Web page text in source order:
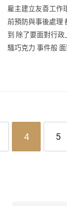
雇主建立友善工作
前預防與事後處理
到 除了要面對行
騷巧克力 事件般
4 5